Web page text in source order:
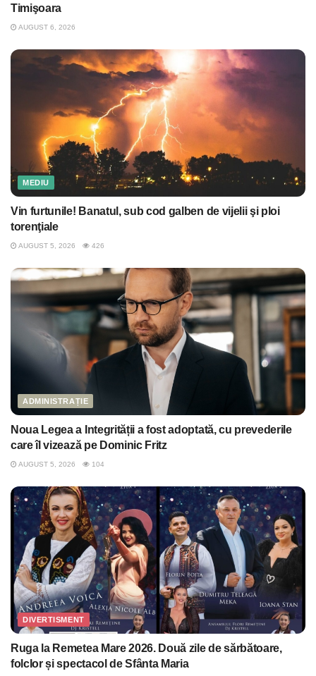
Timişoara
AUGUST 6, 2026
MEDIU
Vin furtunile! Banatul, sub cod galben de vijelii şi ploi
torenţiale
AUGUST 5, 2026 426
ADMINISTRAȚIE
Noua Legea a Integrității a fost adoptată, cu prevederile
care îl vizează pe Dominic Fritz
AUGUST 5, 2026 104
DIVERTISMENT
Ruga la Remetea Mare 2026. Două zile de sărbătoare,
folclor și spectacol de Sfânta Maria